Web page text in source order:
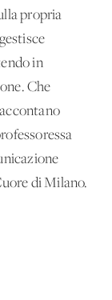
propria
in
Che
di Milano.